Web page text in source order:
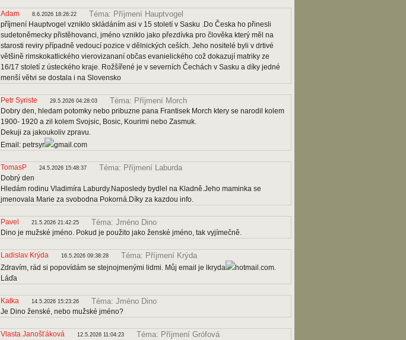
Adam 8.6.2026 18:26:22 Téma: Příjmení Hauptvogel
příjmení Hauptvogel vzniklo skládáním asi v 15 století v Sasku .Do Česka ho přinesli
sudetoněmecky přistěhovanci, jméno vzniklo jako přezdívka pro člověka který měl na
starosti reviry případně vedoucí pozice v dělnických ceších. Jeho nositelé byli v drtivé
většině rimskokatlického vierovizananí občas evanielického což dokazují matriky ze
16/17 století z ústeckého kraje. Rožšířené je v severních Čechách v Sasku a díky jedné
menší větvi se dostala i na Slovensko
Petr Syriste 29.5.2026 04:28:03 Téma: Příjmení Morch
Dobry den, hledam potomky nebo pribuzne pana Frantisek Morch ktery se narodil kolem
1900- 1920 a zil kolem Svojsic, Bosic, Kourimi nebo Zasmuk.
Dekuji za jakoukoliv zpravu.
Email: petrsyr
gmail.com
TomasP 24.5.2026 15:48:37 Téma: Příjmení Laburda
Dobrý den
Hledám rodinu Vladimíra Laburdy.Naposledy bydlel na Kladně.Jeho maminka se
jmenovala Marie za svobodna Pokorná.Díky za kazdou info.
Pavel 21.5.2026 21:42:25 Téma: Jméno Dino
Dino je mužské jméno. Pokud je použito jako ženské jméno, tak vyjímečně.
Ladislav Krýda 16.5.2026 09:38:28 Téma: Příjmení Krýda
Zdravím, rád si popovídám se stejnojmenými lidmi. Můj email je lkryda
hotmail.com.
Láďa
Katka 14.5.2026 15:23:26 Téma: Jméno Dino
Je Dino ženské, nebo mužské jméno?
Vlasta Janošťáková 12.5.2026 11:04:23 Téma: Příjmení Grófová